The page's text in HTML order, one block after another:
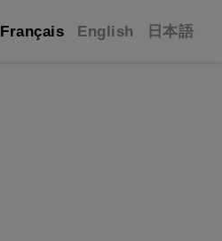
Français English 日本語